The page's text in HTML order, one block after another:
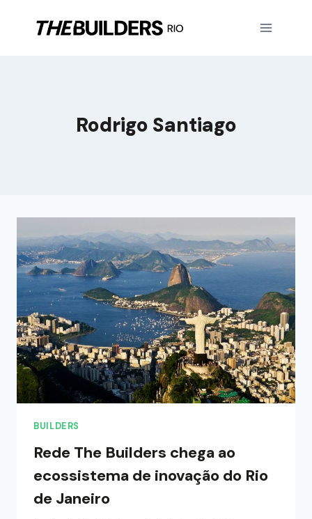
Rodrigo Santiago
BUILDERS
Rede The Builders chega ao
ecossistema de inovação do Rio
de Janeiro